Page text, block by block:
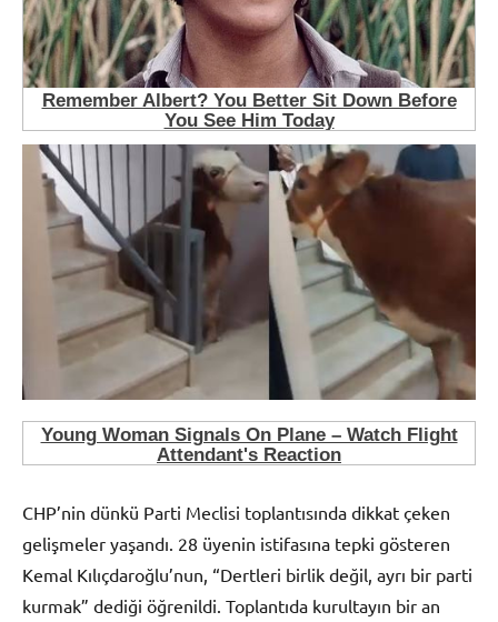
CHP’nin dünkü Parti Meclisi toplantısında dikkat çeken
gelişmeler yaşandı. 28 üyenin istifasına tepki gösteren
Kemal Kılıçdaroğlu’nun, “Dertleri birlik değil, ayrı bir parti
kurmak” dediği öğrenildi. Toplantıda kurultayın bir an